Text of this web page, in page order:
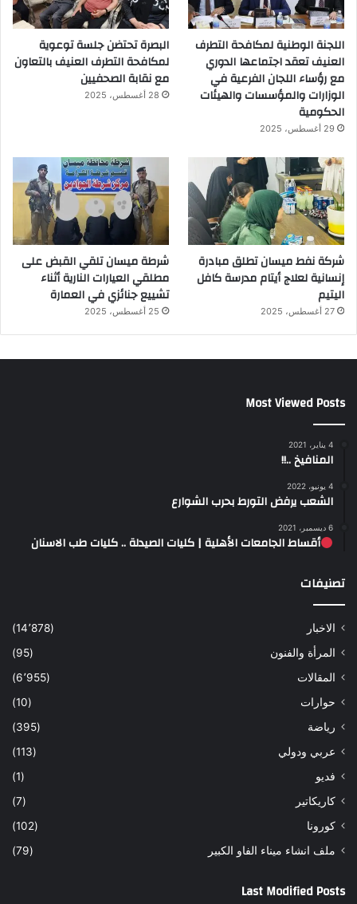
اللجنة الوطنية لمكافحة التطرف
العنيف تعقد اجتماعها الدوري
مع رؤساء اللجان الفرعية في
الوزارات والمؤسسات والهيئات
الحكومية
29 أغسطس، 2025
البصرة تحتضن جلسة توعوية
لمكافحة التطرف العنيف بالتعاون
مع نقابة الصحفيين
28 أغسطس، 2025
شركة نفط ميسان تطلق مبادرة
إنسانية لعلاج أيتام مدرسة كافل
اليتيم
27 أغسطس، 2025
شرطة ميسان تلقي القبض على
مطلقي العيارات النارية أثناء
تشييع جنائزي في العمارة
25 أغسطس، 2025
Most Viewed Posts
4 يناير، 2021
المنافيخ ..!!
4 يونيو، 2022
الشعب يرفض التورط بحرب الشوارع
6 ديسمبر، 2021
أقساط الجامعات الأهلية | كليات الصيدلة .. كليات طب الاسنان
تصنيفات
الاخبار
(14٬878)
المرأة والفنون
(95)
المقالات
(6٬955)
حوارات
(10)
رياضة
(395)
عربي ودولي
(113)
فديو
(1)
كاريكاتير
(7)
كورونا
(102)
ملف انشاء ميناء الفاو الكبير
(79)
Last Modified Posts